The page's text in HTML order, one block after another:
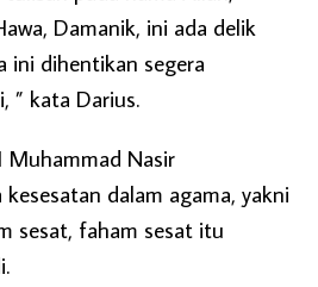
Damanik, ini ada delik
ini dihentikan segera
” kata Darius.
Muhammad Nasir
dalam agama, yakni
sesat, faham sesat itu